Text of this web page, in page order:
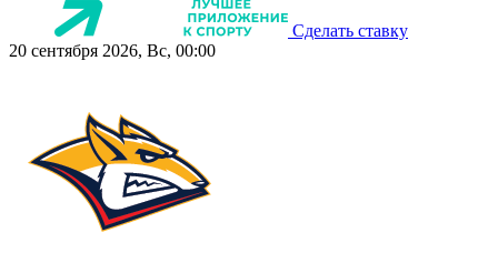
Сделать ставку
20 сентября 2026, Вс, 00:00